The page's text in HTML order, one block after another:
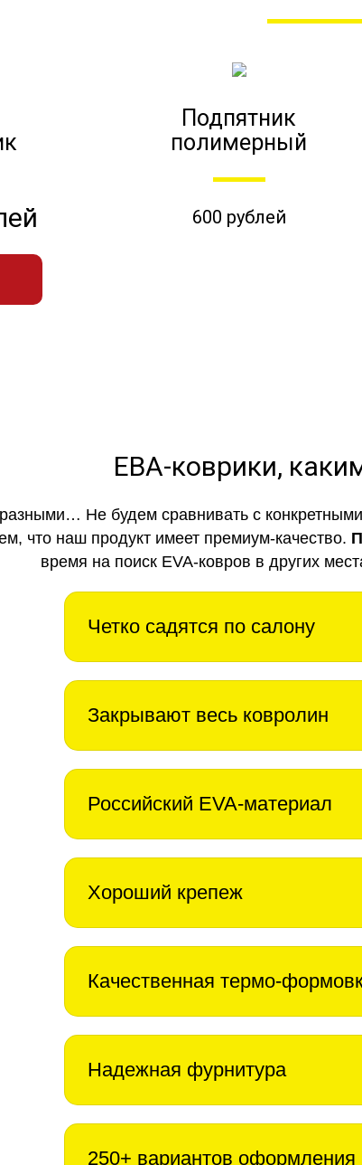
Подпятник
полимерный
600 рублей
ЕВА-коврики,
Не будем сравнивать с
что наш продукт имеет премиум-качество.
время на поиск EVA-ковров в других
Четко садятся по салону
Закрывают весь ковролин
Российский EVA-материал
Хороший крепеж
Качественная термо-
Надежная фурнитура
250+ вариантов оформления